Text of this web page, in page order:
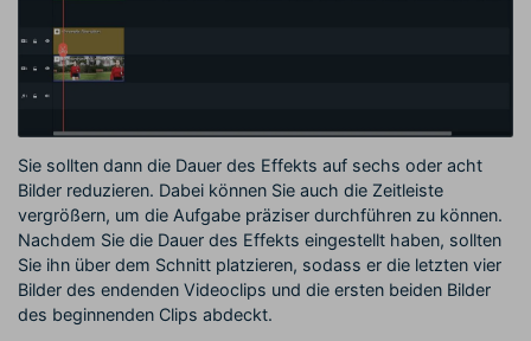
Sie sollten dann die Dauer des Effekts auf sechs oder acht
Bilder reduzieren. Dabei können Sie auch die Zeitleiste
vergrößern, um die Aufgabe präziser durchführen zu können.
Nachdem Sie die Dauer des Effekts eingestellt haben, sollten
Sie ihn über dem Schnitt platzieren, sodass er die letzten vier
Bilder des endenden Videoclips und die ersten beiden Bilder
des beginnenden Clips abdeckt.